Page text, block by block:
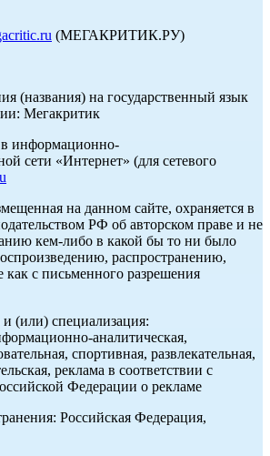
(МЕГАКРИТИК.РУ)
(названия) на государственный язык
Мегакритик
информационно-
сети «Интернет» (для сетевого
на данном сайте, охраняется в
РФ об авторском праве и не
кем-либо в какой бы то ни было
распространению,
как с письменного разрешения
(или) специализация:
аналитическая,
спортивная, развлекательная,
реклама в соответствии с
Федерации о рекламе
Российская Федерация,